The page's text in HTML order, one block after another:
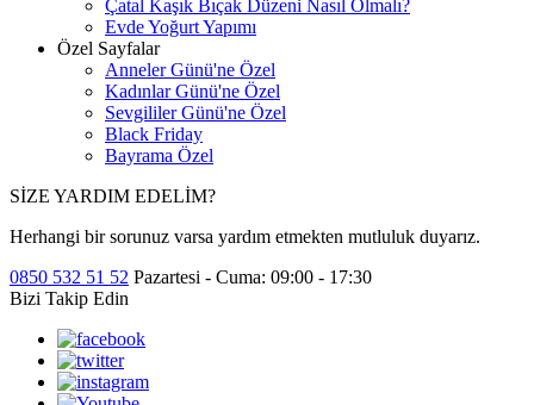
Çatal Kaşık Bıçak Düzeni Nasıl Olmalı?
Evde Yoğurt Yapımı
Özel Sayfalar
Anneler Günü'ne Özel
Kadınlar Günü'ne Özel
Sevgililer Günü'ne Özel
Black Friday
Bayrama Özel
SİZE YARDIM EDELİM?
Herhangi bir sorunuz varsa yardım etmekten mutluluk duyarız.
0850 532 51 52 Pazartesi - Cuma: 09:00 - 17:30
Bizi Takip Edin